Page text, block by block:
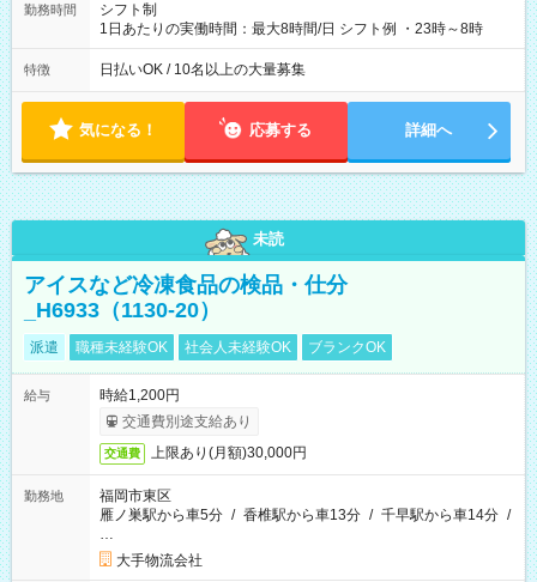
勤務時間
シフト制
1日あたりの実働時間：最大8時間/日 シフト例 ・23時～8時
特徴 日払いOK / 10名以上の大量募集
気になる！ 応募する 詳細へ
未読
アイスなど冷凍食品の検品・仕分
_H6933（1130-20）
派遣 職種未経験OK 社会人未経験OK ブランクOK
給与
時給1,200円
交通費別途支給あり
交通費 上限あり(月額)30,000円
勤務地
福岡市東区
雁ノ巣駅から車5分 / 香椎駅から車13分 / 千早駅から車14分 /
…
大手物流会社